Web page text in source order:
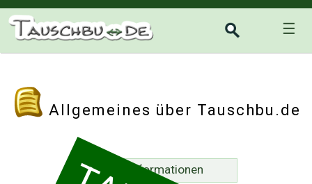
☰
Allgemeines über Tauschbu.de
Informationen